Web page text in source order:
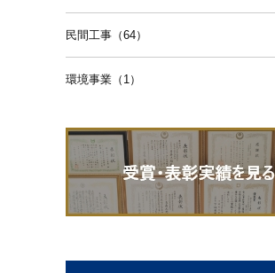
民間工事（64）
環境事業（1）